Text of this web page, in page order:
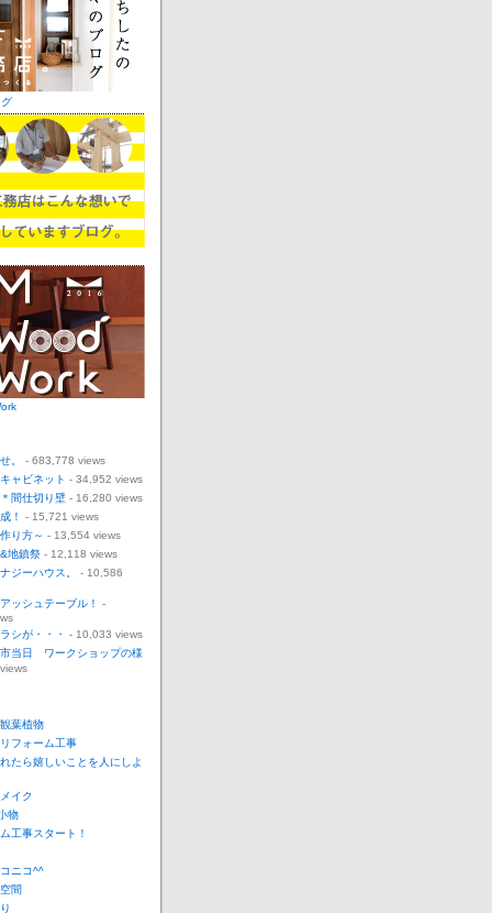
。
- 683,778 views
ャビネット - 34,952 views
間仕切り壁 - 16,280 views
！
- 15,721 views
り方～ - 13,554 views
地鎮祭 - 12,118 views
ジーハウス。
- 10,586
ッシュテーブル！
-
シが・・・
- 10,033 views
市当日 ワークショップの様
葉植物
フォーム工事
たら嬉しいことを人にしよ
イク
物
工事スタート！
ニコ^^
間